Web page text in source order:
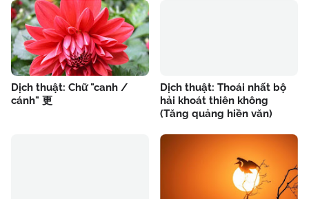
Dịch thuật: Chữ "canh /
cánh" 更
Dịch thuật: Thoái nhất bộ
hải khoát thiên không
(Tăng quảng hiền văn)